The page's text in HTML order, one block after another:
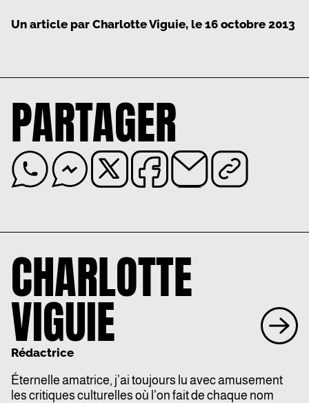
Un article par Charlotte Viguie, le 16 octobre 2013
PARTAGER
CHARLOTTE
VIGUIE
Rédactrice
Éternelle amatrice, j’ai toujours lu avec amusement
les critiques culturelles où l’on fait de chaque nom